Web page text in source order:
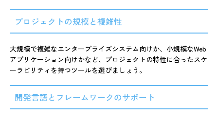
プロジェクトの規模と複雑性
大規模で複雑なエンタープライズシステム向けか、小規模なWeb
アプリケーション向けかなど、プロジェクトの特性に合ったスケ
ーラビリティを持つツールを選びましょう。
開発言語とフレームワークのサポート